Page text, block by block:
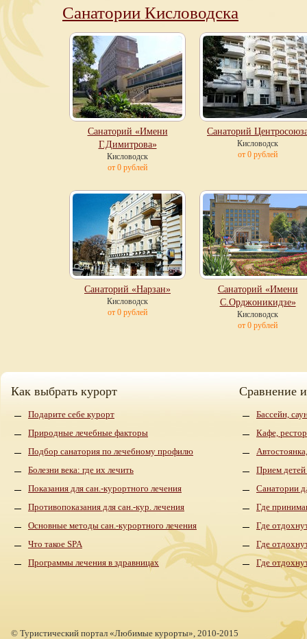
Санатории Кисловодска
Санаторий «Имени
Г.Димитрова»
Кисловодск
от 0 рублей
Санаторий
Кисловодск
от 0 рублей
Санаторий «Нарзан»
Кисловодск
от 0 рублей
Санаторий «Имени
С.Орджоникидзе»
Кисловодск
от 0 рублей
Как выбрать курорт
Подарите себе курорт
Природные лечебные факторы
Подбор санатория по лечебному профилю
Болезни века: где их лечить
Показания для сан.-курортного лечения
Противопоказания для сан.-кур. лечения
Основные методы сан.-курортного лечения
Что такое SPA
Программы лечения в здравницах
Сравнение
Бассейн,
Кафе,
Прием детей
Санатории
Где
Где
Где
Где
© Туристический портал «Любимые курорты», 2010-2015